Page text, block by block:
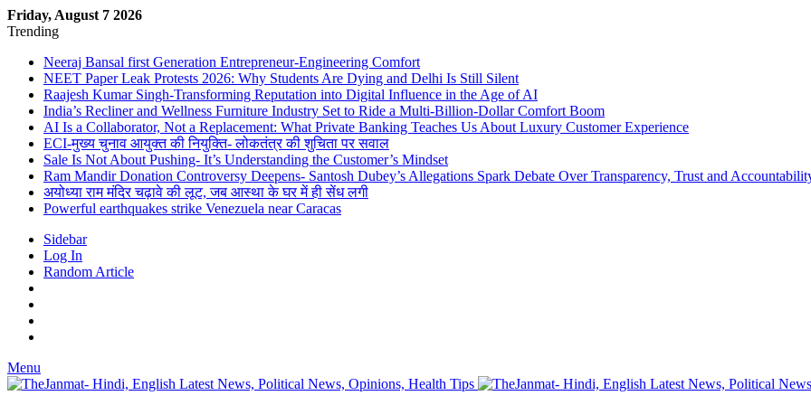
Friday, August 7 2026
Trending
Neeraj Bansal first Generation Entrepreneur-Engineering Comfort
NEET Paper Leak Protests 2026: Why Students Are Dying and Delhi Is Still Silent
Raajesh Kumar Singh-Transforming Reputation into Digital Influence in the Age of AI
India’s Recliner and Wellness Furniture Industry Set to Ride a Multi-Billion-Dollar Comfort Boom
AI Is a Collaborator, Not a Replacement: What Private Banking Teaches Us About Luxury Customer Experience
ECI-मुख्य चुनाव आयुक्त की नियुक्ति- लोकतंत्र की शुचिता पर सवाल
Sale Is Not About Pushing- It’s Understanding the Customer’s Mindset
Ram Mandir Donation Controversy Deepens- Santosh Dubey’s Allegations Spark Debate Over Transparency, Trust and
अयोध्या राम मंदिर चढ़ावे की लूट, जब आस्था के घर में ही सेंध लगी
Powerful earthquakes strike Venezuela near Caracas
Sidebar
Log In
Random Article
Menu